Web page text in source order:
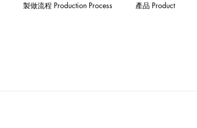
製做流程 Production Process 產品 Product